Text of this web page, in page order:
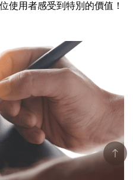
使用者感受到特別的價值！